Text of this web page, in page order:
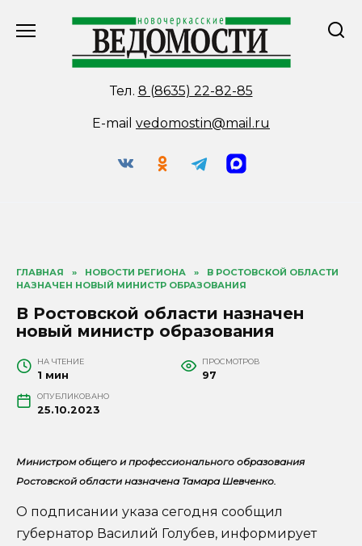
Тел. 8 (8635) 22-82-85
E-mail vedomostin@mail.ru
ГЛАВНАЯ » НОВОСТИ РЕГИОНА »
В РОСТОВСКОЙ ОБЛАСТИ
НАЗНАЧЕН НОВЫЙ МИНИСТР ОБРАЗОВАНИЯ
В Ростовской области назначен
новый министр образования
НА ЧТЕНИЕ
1 мин
ПРОСМОТРОВ
97
ОПУБЛИКОВАНО
25.10.2023
Министром общего и профессионального образования
Ростовской области назначена Тамара Шевченко.
О подписании указа сегодня сообщил
губернатор Василий Голубев, информирует